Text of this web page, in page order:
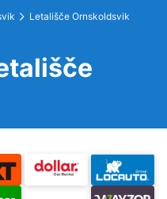
Letališče Ornskoldsvik